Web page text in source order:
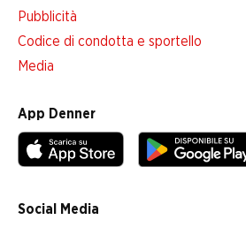
Pubblicità
Codice di condotta e sportello
Media
App Denner
Social Media